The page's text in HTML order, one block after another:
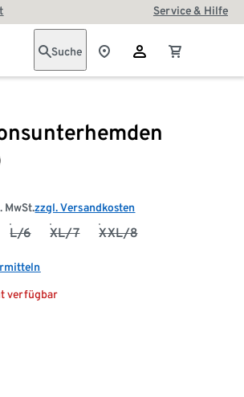
Service & Hilfe
Suche
MwSt.zzgl. Versandkosten
L/6 XL/7 XXL/8
verfügbar